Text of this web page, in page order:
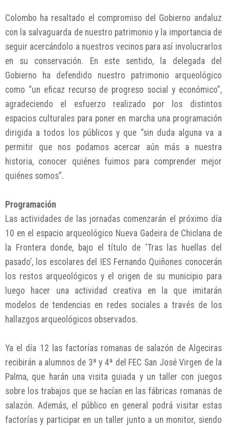
Colombo ha resaltado el compromiso del Gobierno andaluz
con la salvaguarda de nuestro patrimonio y la importancia de
seguir acercándolo a nuestros vecinos para así involucrarlos
en su conservación. En este sentido, la delegada del
Gobierno ha defendido nuestro patrimonio arqueológico
como “un eficaz recurso de progreso social y económico”,
agradeciendo el esfuerzo realizado por los distintos
espacios culturales para poner en marcha una programación
dirigida a todos los públicos y que “sin duda alguna va a
permitir que nos podamos acercar aún más a nuestra
historia, conocer quiénes fuimos para comprender mejor
quiénes somos”.
Programación
Las actividades de las jornadas comenzarán el próximo día
10 en el espacio arqueológico Nueva Gadeira de Chiclana de
la Frontera donde, bajo el título de ‘Tras las huellas del
pasado’, los escolares del IES Fernando Quiñones conocerán
los restos arqueológicos y el origen de su municipio para
luego hacer una actividad creativa en la que imitarán
modelos de tendencias en redes sociales a través de los
hallazgos arqueológicos observados.
Ya el día 12 las factorías romanas de salazón de Algeciras
recibirán a alumnos de 3ª y 4ª del FEC San José Virgen de la
Palma, que harán una visita guiada y un taller con juegos
sobre los trabajos que se hacían en las fábricas romanas de
salazón. Además, el público en general podrá visitar estas
factorías y participar en un taller junto a un monitor, siendo